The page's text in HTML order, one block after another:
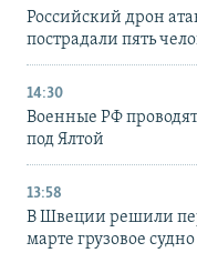
Российский дрон
пострадали пять
14:30
Военные РФ
под Ялтой
13:58
В Швеции решили
марте грузовое